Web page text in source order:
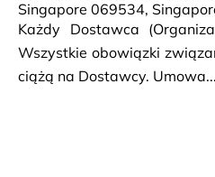
Singapore 069534,
Każdy Dostawca
Wszystkie obowiązki
ciążą na Dostawcy. Umowa...